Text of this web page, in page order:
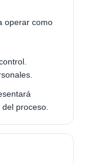
operar como
proceso.